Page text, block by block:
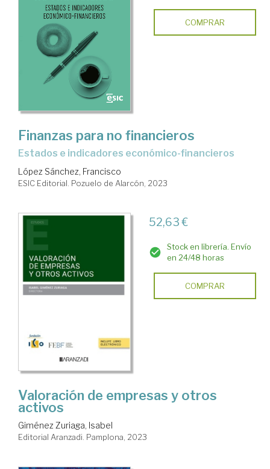
COMPRAR
Finanzas para no financieros
estados e indicadores económico-financieros
López Sánchez, Francisco
ESIC Editorial. Pozuelo de Alarcón, 2023
52,63 €
Stock en librería. Envío
en 24/48 horas
COMPRAR
Valoración de empresas y otros
activos
Giménez Zuriaga, Isabel
Editorial Aranzadi. Pamplona, 2023